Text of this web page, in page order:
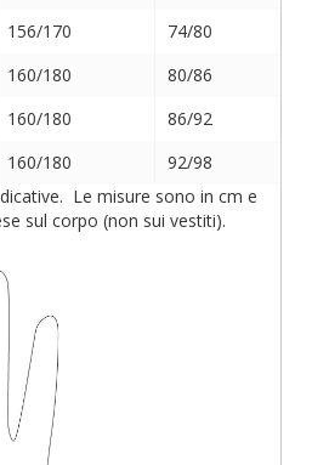
156/170
74/80
160/180
80/86
160/180
86/92
160/180
92/98
Le misure sono in cm e
sul corpo (non sui vestiti).